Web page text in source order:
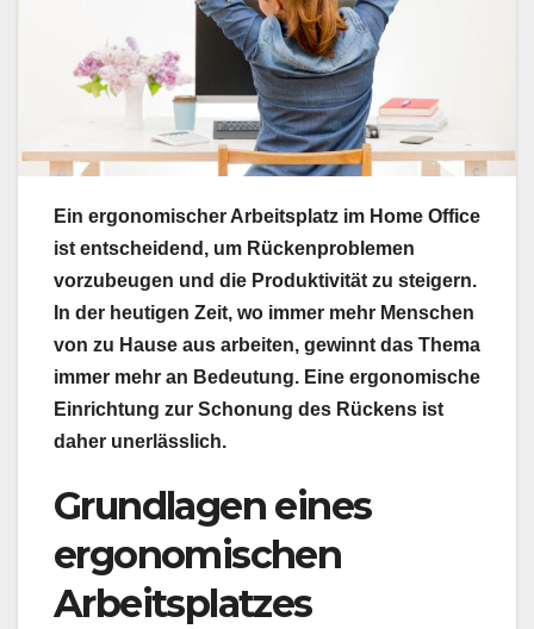
Ein ergonomischer Arbeitsplatz im Home Office
ist entscheidend, um Rückenproblemen
vorzubeugen und die Produktivität zu steigern.
In der heutigen Zeit, wo immer mehr Menschen
von zu Hause aus arbeiten, gewinnt das Thema
immer mehr an Bedeutung. Eine ergonomische
Einrichtung zur Schonung des Rückens ist
daher unerlässlich.
Grundlagen eines
ergonomischen
Arbeitsplatzes